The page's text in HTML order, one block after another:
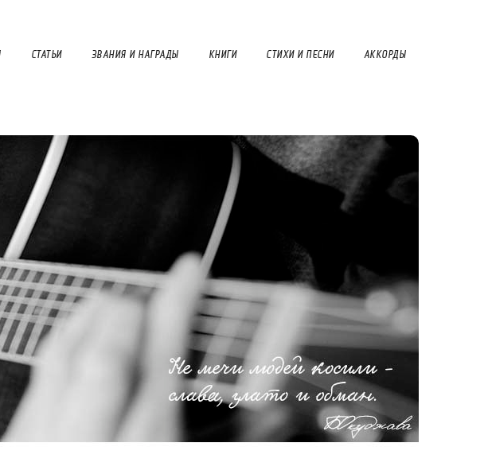
СТАТЬИ ЗВАНИЯ И НАГРАДЫ КНИГИ СТИХИ И ПЕСНИ АККОРДЫ